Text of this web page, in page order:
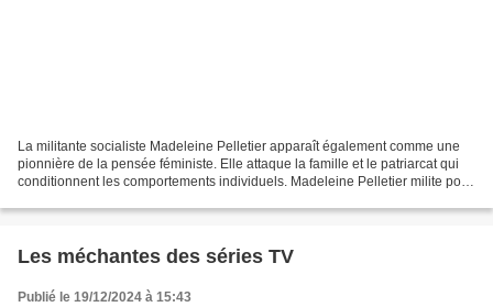
La militante socialiste Madeleine Pelletier apparaît également comme une
pionnière de la pensée féministe. Elle attaque la famille et le patriarcat qui
conditionnent les comportements individuels. Madeleine Pelletier milite pour
Les méchantes des séries TV
Publié le 19/12/2024 à 15:43